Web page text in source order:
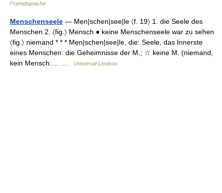
Fremdsprache
Menschenseele — Mẹn|schen|see|le 〈f. 19〉 1. die Seele des
Menschen 2. 〈fig.〉 Mensch ● keine Menschenseele war zu sehen
〈fig.〉 niemand * * * Mẹn|schen|see|le, die: Seele, das Innerste
eines Menschen: die Geheimnisse der M.; ☆ keine M. (niemand,
kein Mensch:… …
Universal-Lexikon